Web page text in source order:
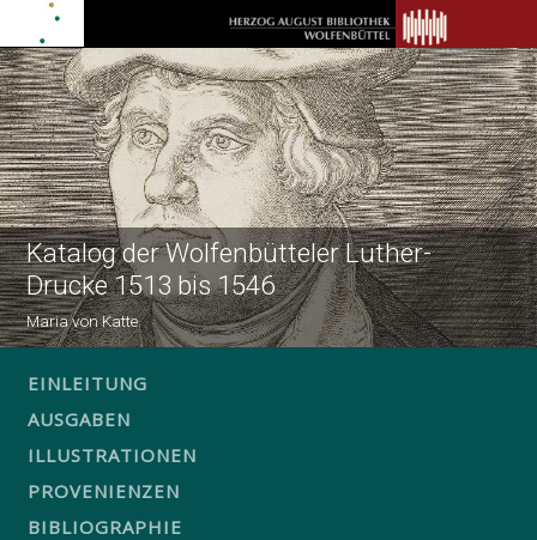
Katalog der Wolfenbütteler Luther-
Drucke 1513 bis 1546
Maria von Katte
EINLEITUNG
AUSGABEN
ILLUSTRATIONEN
PROVENIENZEN
BIBLIOGRAPHIE